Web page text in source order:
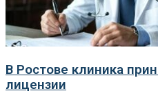
В Ростове клиника
лицензии